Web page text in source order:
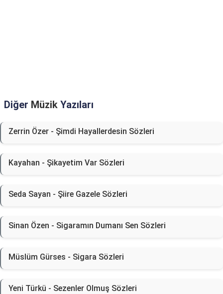
Diğer Müzik Yazıları
Zerrin Özer - Şimdi Hayallerdesin Sözleri
Kayahan - Şikayetim Var Sözleri
Seda Sayan - Şiire Gazele Sözleri
Sinan Özen - Sigaramın Dumanı Sen Sözleri
Müslüm Gürses - Sigara Sözleri
Yeni Türkü - Sezenler Olmuş Sözleri